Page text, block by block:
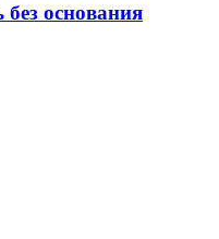
основания